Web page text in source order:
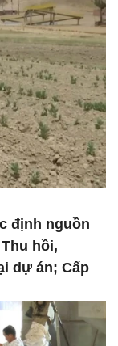
định nguồn
hồi,
dự án; Cấp